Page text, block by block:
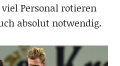
Personal rotieren
absolut notwendig.